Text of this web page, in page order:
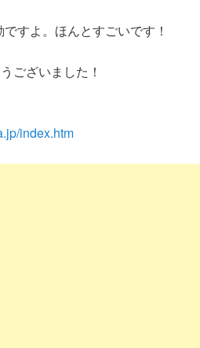
すよ。ほんとすごいです！
ございました！
index.htm